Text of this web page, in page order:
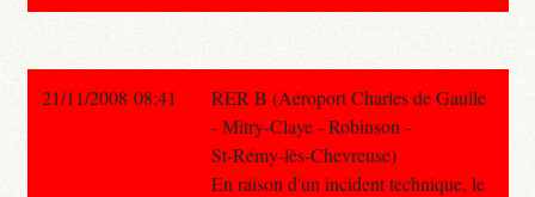
21/11/2008 08:41
RER B (Aéroport Charles de Gaulle
- Mitry-Claye - Robinson -
St-Rémy-lès-Chevreuse)
En raison d'un incident technique, le